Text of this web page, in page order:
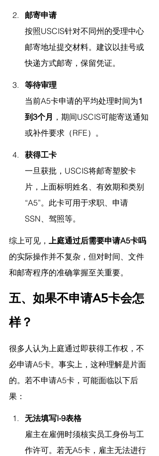
邮寄申请
按照USCIS针对不同州的受理中心
邮寄地址提交材料。建议以挂号或
快递方式邮寄，保留凭证。
等待审理
当前A5卡申请的平均处理时间为1
到3个月 ，期间USCIS可能寄送通知
或补件要求（RFE）。
获得工卡
一旦获批，USCIS将邮寄塑胶卡
片，上面标明姓名、有效期和类别
“A5”。此卡可用于求职、申请
SSN、驾照等。
综上可见， 上庭通过后需要申请A5卡吗
的实际操作并不复杂，但对时间、文件
和邮寄程序的准确掌握至关重要。
五、如果不申请A5卡会怎
样？
很多人认为上庭通过即获得工作权，不
必申请A5卡。事实上，这种理解是片面
的。若不申请A5卡，可能面临以下后
果：
无法填写I-9表格
雇主在雇佣时须核实员工身份与工
作许可。若无A5卡，雇主无法进行